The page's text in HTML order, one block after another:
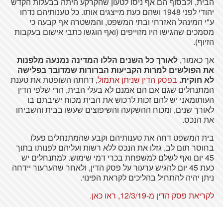
יהודי לפני 1948 ושהם כעת מייצגים אותו. כל טענותיהם נדחו
ע"י המינהל האזרחי ובתי המשפט, והמשטרה אף קבעה כי
מסמכים שהגישו היו מזוייפים (ואף הוגשו כתבי אישום בעקבות
הזיוף).
אך כאמור, לאורך כל השנים הללו המדינה נמנעה מלפנות
את הפולשים למרות הקביעות הברורות שמדובר בפלישה
לא חוקית. בפסק הדין שניתן אתמול, דחתה השופטת את טענת
המתנחלים שגם אם הם אמנם לא בעלי הבית, הרי שלפי הדין
העותומאני יש להם זכות לרכוש את הבית מכוח ישיבתם בו
לאורך שנים, ומכוח ההשקעה והשיפוצים שעשו בבית והשביחו
את הנכס.
בית המשפט דחה את טענותיהם וקבע שהמתנחלים פעלו
בחוסר תום לב, גזלו את הנכס ללא רשות ועליהם לפנותו בתוך
45 יום ואף לשלם למשפחת בכרי דמי שימוש. למתנחלים יש
כעת 45 יום להגיש ערעור על פסק הדין, ולאחר שהערעור יידחה
ניתן יהיה להתחיל בהליכים לקראת הפינוי.
לקריאת פסק הדין מ-12/3/19, ראו כאן.